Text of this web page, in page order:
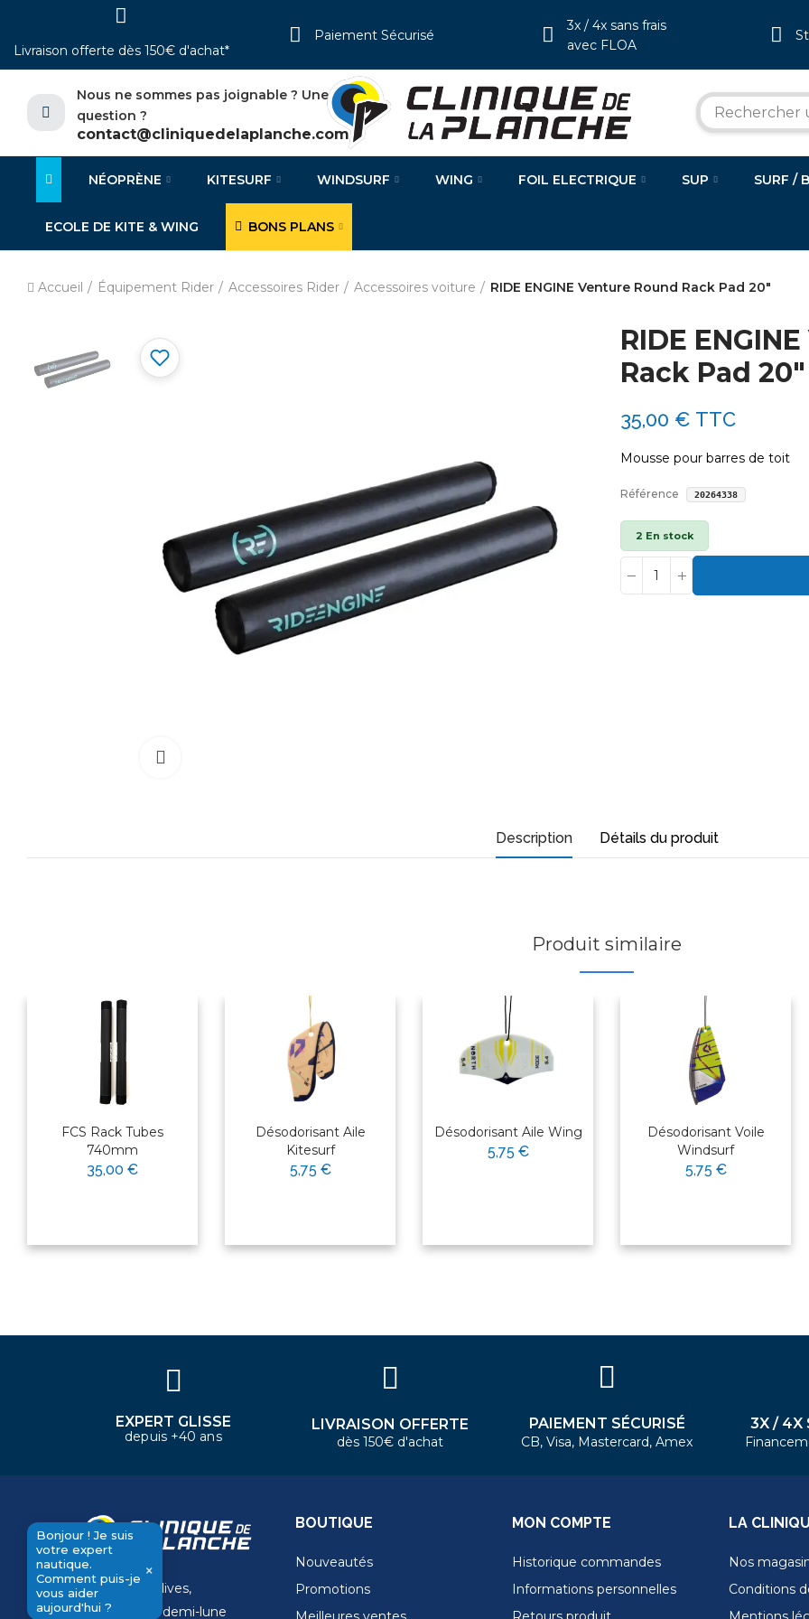
Livraison offerte dès 150€ d'achat*
Paiement Sécurisé
3x / 4x sans frais
avec FLOA
Nous ne sommes pas joignable ? Une
question ?
contact@cliniquedelaplanche.com
NÉOPRÈNE KITESURF WINDSURF WING FOIL ELECTRIQUE SUP SURF /
ECOLE DE KITE & WING BONS PLANS
Accueil Équipement Rider Accessoires Rider Accessoires voiture RIDE ENGINE Venture Round Rack Pad 20"
RIDE
Rack Pad 20"
35,00 € TTC
Mousse pour barres de toit
Référence 20264338
2 En stock
Description Détails du produit
Produit similaire
FCS Rack Tubes
740mm
35,00 €
Désodorisant Aile
Kitesurf
5,75 €
Désodorisant Aile Wing
5,75 €
Désodorisant Voile
Windsurf
5,75 €
Bonjour ! Je suis votre expert
send
Bonjour ! Je suis
votre expert
nautique.
Comment puis-je
vous aider
aujourd'hui ?
×
EXPERT GLISSE
depuis +40 ans
LIVRAISON OFFERTE
dès 150€ d'achat
PAIEMENT SÉCURISÉ
CB, Visa, Mastercard, Amex
3X / 4X
11 Rue de la dives,
4 Place de la demi-lune
BOUTIQUE
Nouveautés
Promotions
MON COMPTE
Historique commandes
Informations personnelles
LA
Nos
Conditions